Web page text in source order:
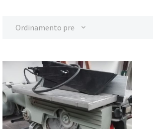
Ordinamento predefinito